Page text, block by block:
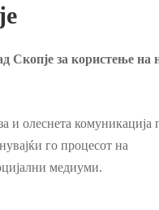
Скопје за користење на
и олеснета комуникација
го процесот на
медиуми.